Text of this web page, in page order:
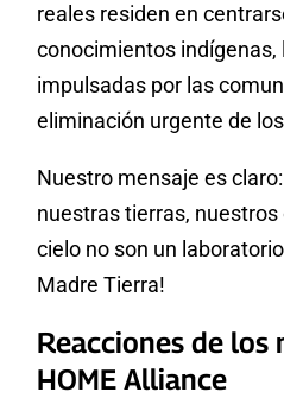
reales residen en
conocimientos indígenas,
impulsadas por las
eliminación urgente de
Nuestro mensaje es
nuestras tierras,
cielo no son un
Madre Tierra!
Reacciones de los
HOME Alliance